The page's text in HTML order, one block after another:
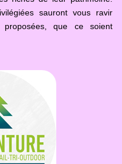
sauront vous ravir
proposées, que ce soient